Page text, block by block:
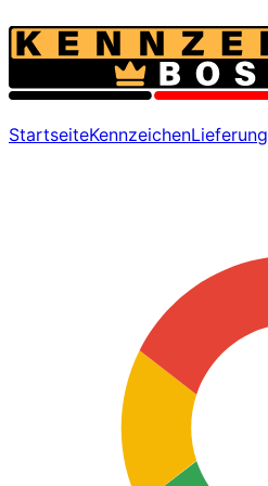
StartseiteKennzeichenLieferung